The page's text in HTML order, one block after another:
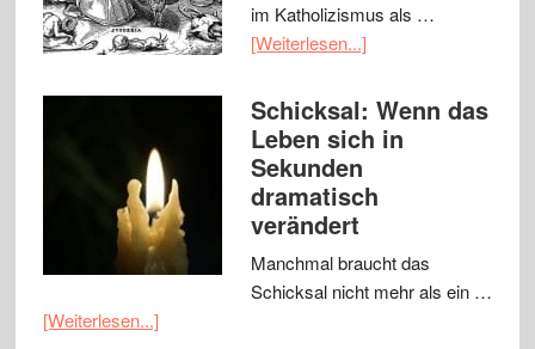
im Katholizismus als …
[Weiterlesen...]
Schicksal: Wenn das
Leben sich in
Sekunden
dramatisch
verändert
Manchmal braucht das
Schicksal nicht mehr als ein …
[Weiterlesen...]